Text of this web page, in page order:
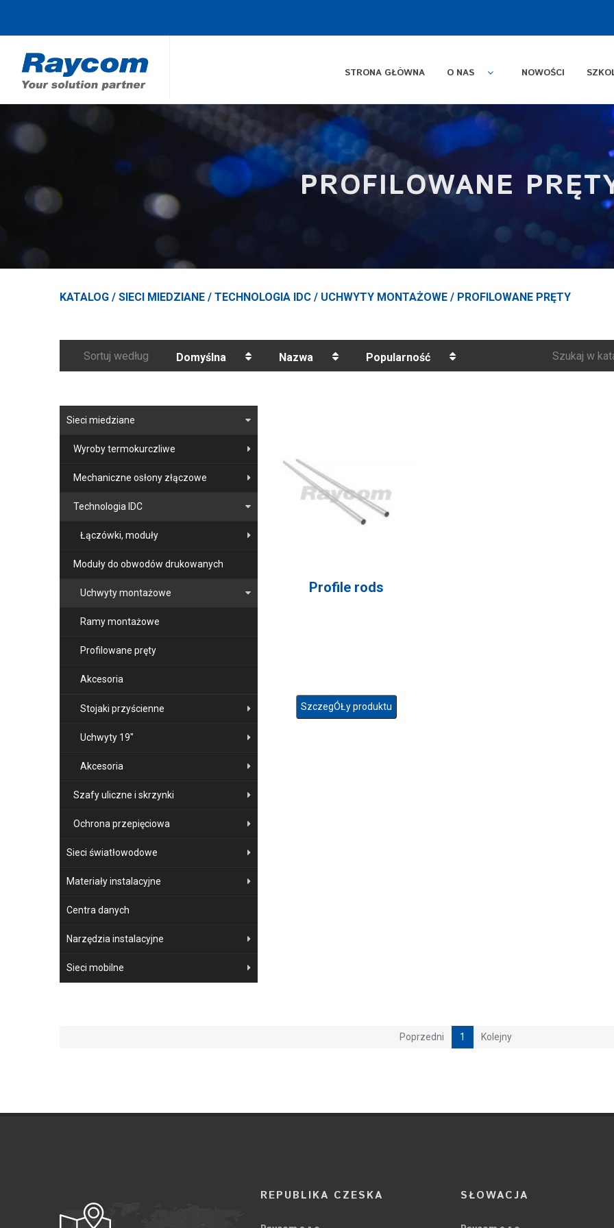
STRONA GŁÓWNA O NAS NOWOŚCI
PROFILOWANE
KATALOG / SIECI MIEDZIANE / TECHNOLOGIA IDC / UCHWYTY MONTAŻOWE / PROFILOWANE PRĘTY
Sortuj według Domyślna Nazwa Popularność Szukaj w
Sieci miedziane
Wyroby termokurczliwe
Mechaniczne osłony złączowe
Technologia IDC
Łączówki, moduły
Moduły do obwodów drukowanych
Uchwyty montażowe
Ramy montażowe
Profilowane pręty
Akcesoria
Stojaki przyścienne
Uchwyty 19"
Akcesoria
Szafy uliczne i skrzynki
Ochrona przepięciowa
Sieci światłowodowe
Materiały instalacyjne
Centra danych
Narzędzia instalacyjne
Sieci mobilne
Profile rods
SzczegÓŁy produktu
Poprzedni 1 Kolejny
REPUBLIKA CZESKA SŁOWACJA